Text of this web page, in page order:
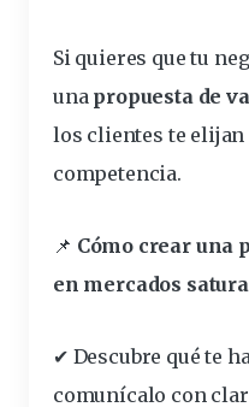
Si quieres que tu
una propuestade
los clientes te elijan
competencia.
📌 Cómo crear una
en mercados
✔ Descubre qué te
comunícalo con